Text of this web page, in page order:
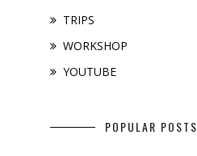
TRIPS
WORKSHOP
YOUTUBE
POPULAR POSTS